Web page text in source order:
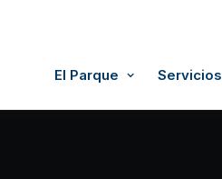
El Parque Servicios